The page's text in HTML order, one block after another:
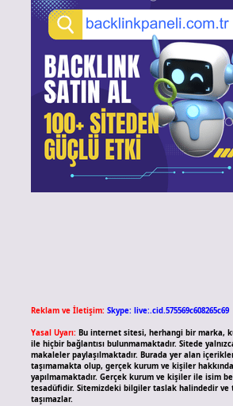
Reklam ve İletişim: Skype: live:.cid.575569c608265c69
Yasal Uyarı: Bu internet sitesi, herhangi bir marka,
ile hiçbir bağlantısı bulunmamaktadır. Sitede
makaleler paylaşılmaktadır. Burada yer alan
taşımamakta olup, gerçek kurum ve kişiler
yapılmamaktadır. Gerçek kurum ve kişiler ile isim
tesadüfidir. Sitemizdeki bilgiler taslak halindedir ve
taşımazlar.